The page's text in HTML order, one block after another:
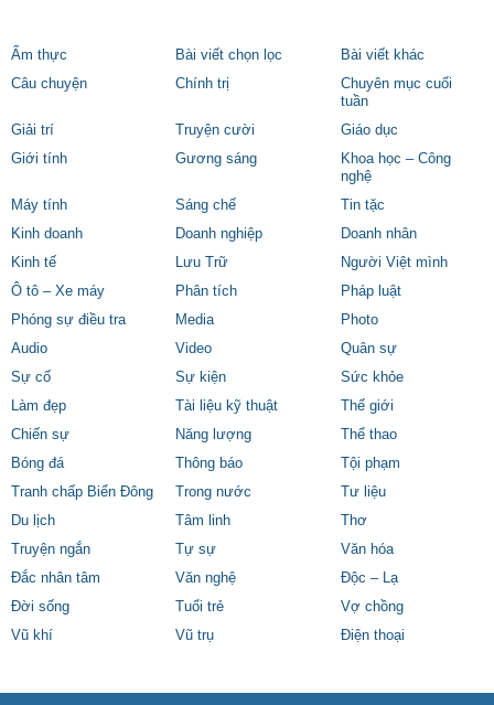
Ẩm thực Bài viết chọn lọc
Bài viết khác
Câu chuyện
Chính trị
Chuyên mục cuối
tuần
Giải trí
Truyện cười
Giáo dục
Giới tính
Gương sáng
Khoa học – Công
nghệ
Máy tính
Sáng chế
Tin tặc
Kinh doanh
Doanh nghiệp
Doanh nhân
Kinh tế
Lưu Trữ
Người Việt mình
Ô tô – Xe máy
Phân tích
Pháp luật
Phóng sự điều tra
Media
Photo
Audio
Video
Quân sự
Sự cố
Sự kiện
Sức khỏe
Làm đẹp
Tài liệu kỹ thuật
Thế giới
Chiến sự
Năng lượng
Thể thao
Bóng đá
Thông báo
Tội phạm
Tranh chấp Biển Đông
Trong nước
Tư liệu
Du lịch
Tâm linh
Thơ
Truyện ngắn
Tự sự
Văn hóa
Đắc nhân tâm
Văn nghệ
Độc – Lạ
Đời sống
Tuổi trẻ
Vợ chồng
Vũ khí
Vũ trụ Điện thoại